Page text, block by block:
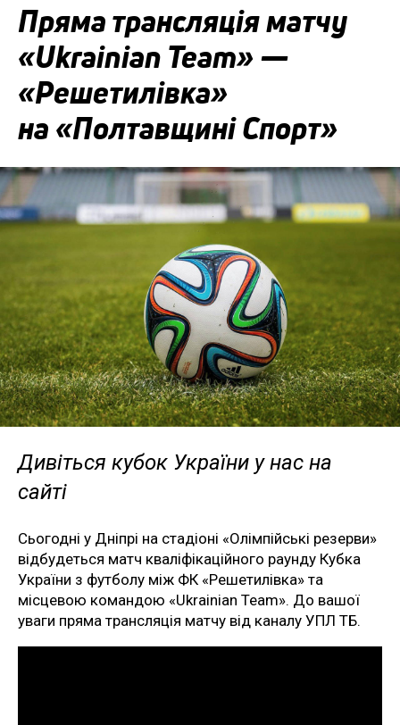
Пряма трансляція матчу
«Ukrainian Team» —
«Решетилівка»
на «Полтавщині Спорт»
Дивіться кубок України у нас на
сайті
Сьогодні у Дніпрі на стадіоні «Олімпійські резерви»
відбудеться матч кваліфікаційного раунду Кубка
України з футболу між ФК «Решетилівка» та
місцевою командою «Ukrainian Team». До вашої
уваги пряма трансляція матчу від каналу УПЛ ТБ.